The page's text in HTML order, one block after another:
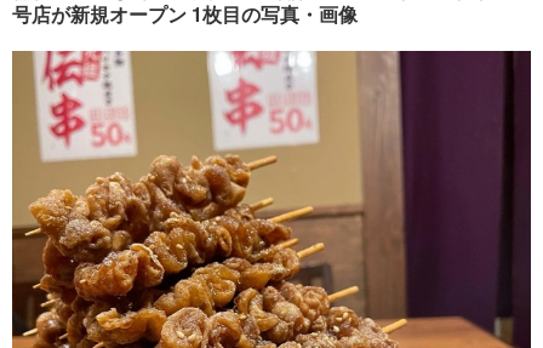
号店が新規オープン 1枚目の写真・画像